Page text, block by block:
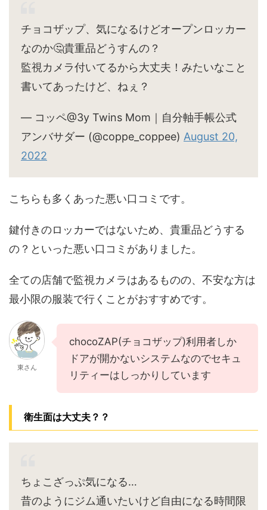
チョコザップ、気になるけどオープンロッカー
なのか🤔貴重品どうすんの？
監視カメラ付いてるから大丈夫！みたいなこと
書いてあったけど、ねぇ？
— コッペ@3y Twins Mom｜自分軸手帳公式
アンバサダー (@coppe_coppee) August 20,
2022
こちらも多くあった悪い口コミです。
鍵付きのロッカーではないため、貴重品どうする
の？といった悪い口コミがありました。
全ての店舗で監視カメラはあるものの、不安な方は
最小限の服装で行くことがおすすめです。
東さん
chocoZAP(チョコザップ)利用者しか
ドアが開かないシステムなのでセキュ
リティーはしっかりしています
衛生面は大丈夫？？
ちょこざっぷ気になる…
昔のようにジム通いたいけど自由になる時間限